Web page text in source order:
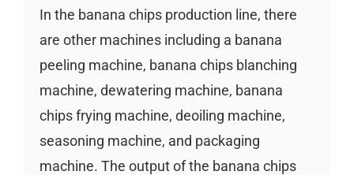
In the banana chips production line, there
are other machines including a banana
peeling machine, banana chips blanching
machine, dewatering machine, banana
chips frying machine, deoiling machine,
seasoning machine, and packaging
machine. The output of the banana chips